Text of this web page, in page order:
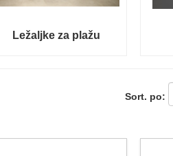
Ležaljke za plažu
Sort. po: